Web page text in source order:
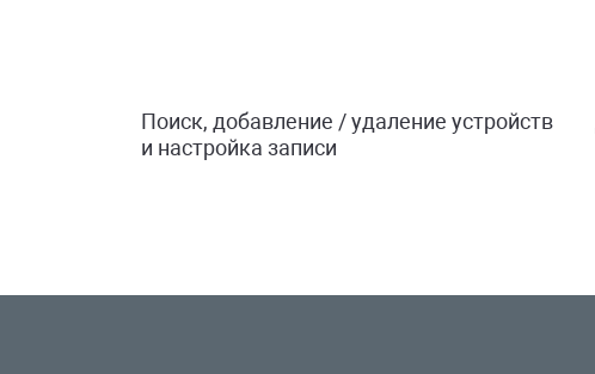
Поиск, добавление / удаление устройств
и настройка записи